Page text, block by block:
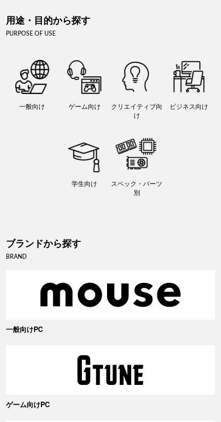
用途・目的から探す
PURPOSE OF USE
一般向け ゲーム向け
クリエイティブ向
け
ビジネス向け
学生向け
スペック・パーツ
別
ブランドから探す
BRAND
一般向けPC
ゲーム向けPC